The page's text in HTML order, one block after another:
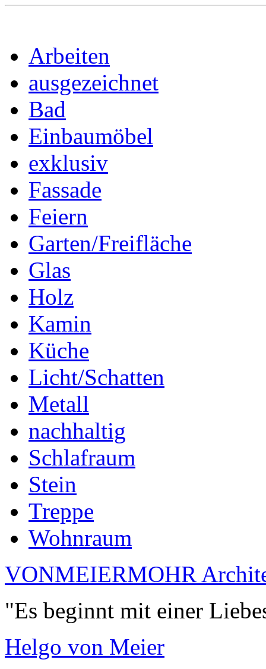
Arbeiten
ausgezeichnet
Bad
Einbaumöbel
exklusiv
Fassade
Feiern
Garten/Freifläche
Glas
Holz
Kamin
Küche
Licht/Schatten
Metall
nachhaltig
Schlafraum
Stein
Treppe
Wohnraum
VONMEIERMOHR
"Es beginnt mit einer
Helgo von Meier